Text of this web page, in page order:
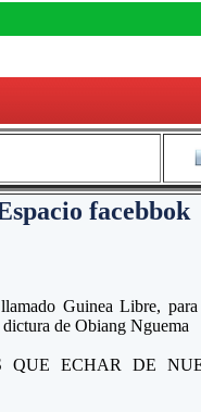
facebbok
Guinea Libre,
de Obiang Nguema
QUE ECHAR DE